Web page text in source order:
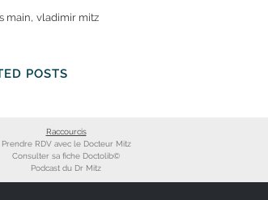
main vladimir mitz
POSTS
Raccourcis
Prendre RDV avec le Docteur Mitz
Consulter sa fiche Doctolib©
Podcast du Dr Mitz